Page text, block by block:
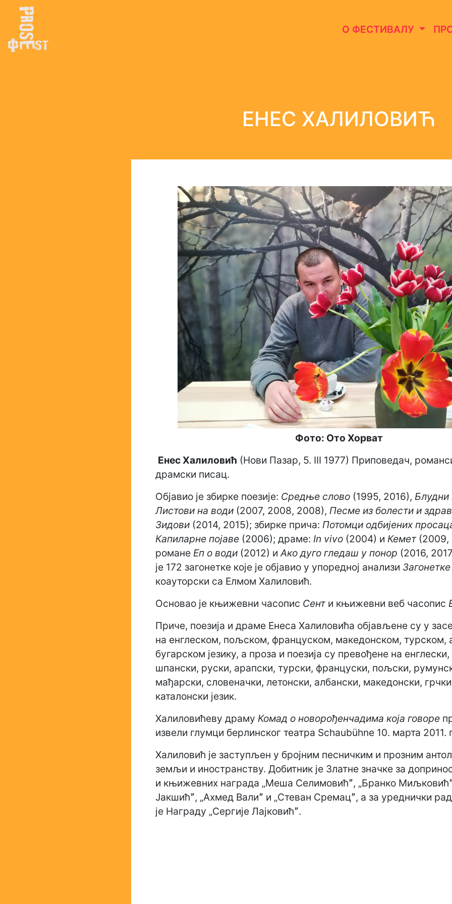
О ФЕСТИВАЛУ
ЕНЕС ХАЛИЛОВИЋ
Фото: Ото Хорват
Енес Халиловић (Нови Пазар, 5. III 1977) Приповедач,
драмски писац.
Објавио је збирке поезије: Средње слово (1995, 2016), Блудни
Листови на води (2007, 2008, 2008), Песме из болести и
Зидови (2014, 2015); збирке прича: Потомци одбијених
Капиларне појаве (2006); драме: In vivo (2004) и Кемет (2009,
романе Еп о води (2012) иАко дуго гледаш у понор (2016,
је 172 загонетке које је објавио у упоредној анализи Загонетке
коауторски са Елмом Халиловић.
Основао је књижевни часопис Сент и књижевни веб часопис
Приче, поезија и драме Енеса Халиловића објављене су у
на енглеском, пољском, француском, македонском, турском,
бугарском језику, а проза и поезија су превођене на
шпански, руски, арапски, турски, француски, пољски,
мађарски, словеначки, летонски, албански, македонски,
каталонски језик.
Халиловићеву драму Комад о новорођенчадима која говоре
извели глумци берлинског театра Schaubühne 10. марта 2011.
Халиловић је заступљен у бројним песничким и прозним
земљи и иностранству. Добитник је Златне значке за
и књижевних награда „Меша Селимовићˮ, „Бранко
Јакшићˮ, „Ахмед Валиˮ и „Стеван Сремацˮ, а за уреднички
је Награду „Сергије Лајковићˮ.